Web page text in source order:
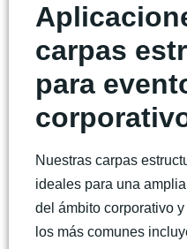
carpas
para
Nuestrascarpas
ideales para una
del ámbito corporativo
los más comunes